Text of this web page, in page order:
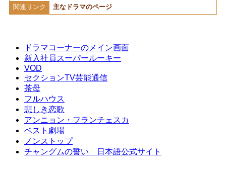
関連リンク 主なドラマのページ
ドラマコーナーのメイン画面
新入社員スーパールーキー
VOD
セクションTV芸能通信
茶母
フルハウス
悲しき恋歌
アンニョン・フランチェスカ
ベスト劇場
ノンストップ
チャングムの誓い 日本語公式サイト